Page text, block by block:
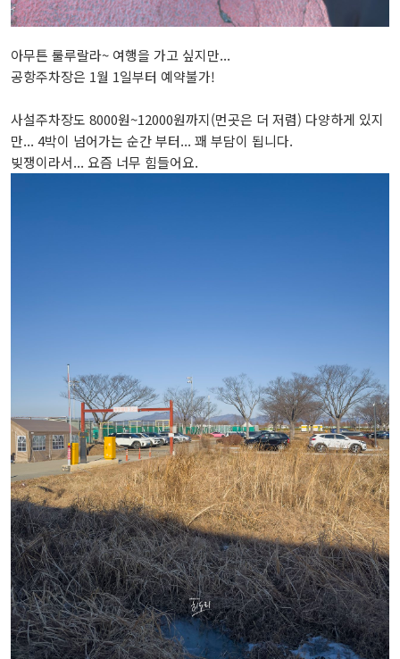
아무튼 룰루랄라~ 여행을 가고 싶지만...
공항주차장은 1월 1일부터 예약불가!
사설주차장도 8000원~12000원까지(먼곳은 더 저렴) 다양하게 있지
만... 4박이 넘어가는 순간 부터... 꽤 부담이 됩니다.
빚쟁이라서... 요즘 너무 힘들어요.